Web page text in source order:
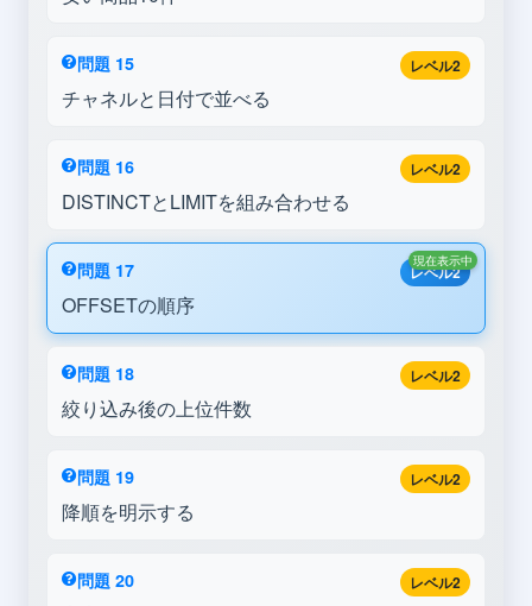
レベル2
問題 15
チャネルと日付で並べる
レベル2
問題 16
DISTINCTとLIMITを組み合わせる
レベル2
問題 17
OFFSETの順序
現在表示中
レベル2
問題 18
絞り込み後の上位件数
レベル2
問題 19
降順を明示する
レベル2
問題 20